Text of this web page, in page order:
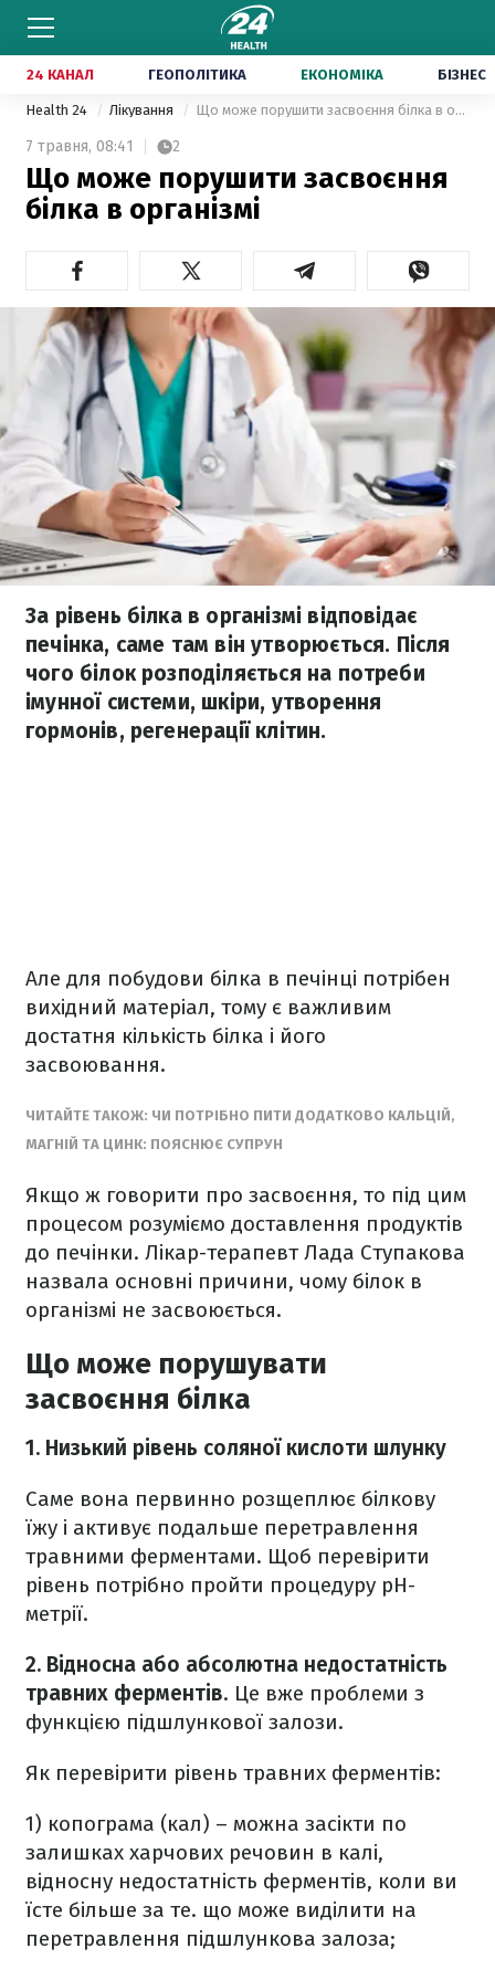
24 КАНАЛ ГЕОПОЛІТИКА ЕКОНОМІКА БІЗНЕС
Health 24 Лікування Що може порушити засвоєння білка в організмі
7 травня, 08:41 2
Що може порушити засвоєння
білка в організмі
За рівень білка в організмі відповідає
печінка, саме там він утворюється. Після
чого білок розподіляється на потреби
імунної системи, шкіри, утворення
гормонів, регенерації клітин.
Але для побудови білка в печінці потрібен
вихідний матеріал, тому є важливим
достатня кількість білка і його
засвоювання.
ЧИТАЙТЕ ТАКОЖ: ЧИ ПОТРІБНО ПИТИ ДОДАТКОВО КАЛЬЦІЙ,
МАГНІЙ ТА ЦИНК: ПОЯСНЮЄ СУПРУН
Якщо ж говорити про засвоєння, то під цим
процесом розуміємо доставлення продуктів
до печінки. Лікар-терапевт Лада Ступакова
назвала основні причини, чому білок в
організмі не засвоюється.
Що може порушувати
засвоєння білка
1. Низький рівень соляної кислоти шлунку
Саме вона первинно розщеплює білкову
їжу і активує подальше перетравлення
травними ферментами. Щоб перевірити
рівень потрібно пройти процедуру pH-
метрії.
2. Відносна або абсолютна недостатність
травних ферментів. Це вже проблеми з
функцією підшлункової залози.
Як перевірити рівень травних ферментів:
1) копограма (кал) – можна засікти по
залишках харчових речовин в калі,
відносну недостатність ферментів, коли ви
їсте більше за те. що може виділити на
перетравлення підшлункова залоза;